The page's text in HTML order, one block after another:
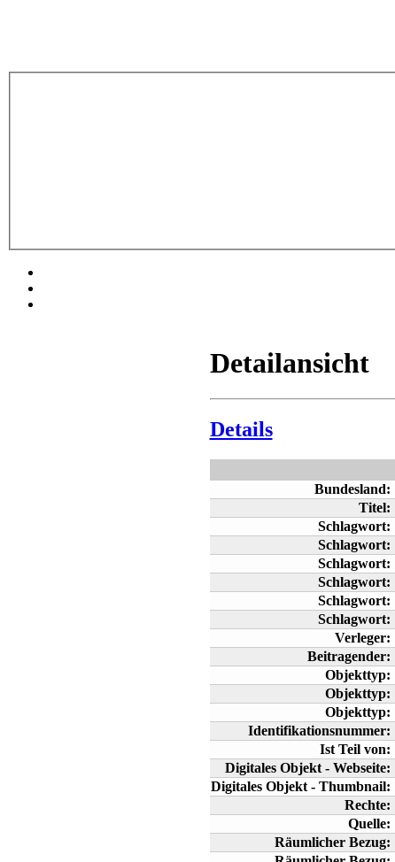
Detailansicht
Details
Bundesland:
Titel:
Schlagwort:
Schlagwort:
Schlagwort:
Schlagwort:
Schlagwort:
Schlagwort:
Verleger:
Beitragender:
Objekttyp:
Objekttyp:
Objekttyp:
Identifikationsnummer:
Ist Teil von:
Digitales Objekt - Webseite:
Digitales Objekt - Thumbnail:
Rechte:
Quelle:
Räumlicher Bezug: